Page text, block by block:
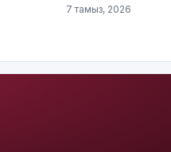
7 тамыз, 2026